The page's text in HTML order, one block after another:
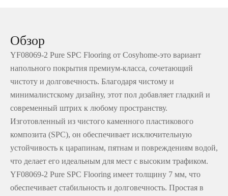
Обзор
YF08069-2 Pure SPC Flooring от Cosyhome-это вариант
напольного покрытия премиум-класса, сочетающий
чистоту и долговечность. Благодаря чистому и
минималистскому дизайну, этот пол добавляет гладкий и
современный штрих к любому пространству.
Изготовленный из чистого каменного пластикового
композита (SPC), он обеспечивает исключительную
устойчивость к царапинам, пятнам и повреждениям водой,
что делает его идеальным для мест с высоким трафиком.
YF08069-2 Pure SPC Flooring имеет толщину 7 мм, что
обеспечивает стабильность и долговечность. Простая в